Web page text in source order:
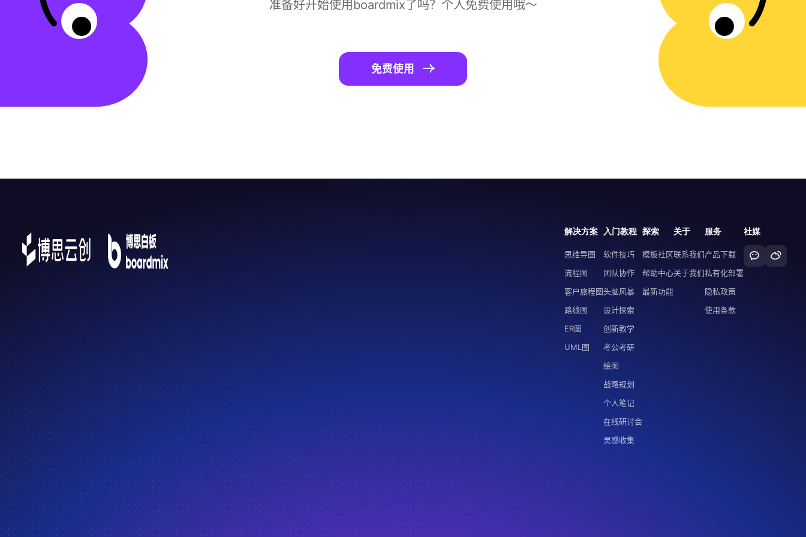
准备好开始使用boardmix了吗？个人免费使用哦～
免费使用
解决方案
思维导图
流程图
客户旅程图
路线图
ER图
UML图
入门教程
软件技巧
团队协作
头脑风暴
设计探索
创新教学
考公考研
绘图
战略规划
个人笔记
在线研讨会
灵感收集
探索
模板社区
帮助中心
最新功能
关于
联系我们
关于我们
服务
产品下载
私有化部署
隐私政策
使用条款
社媒